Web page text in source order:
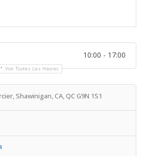
10:00 - 17:00
Voir Toutes Les Heures
Shawinigan, CA, QC G9N 1S1